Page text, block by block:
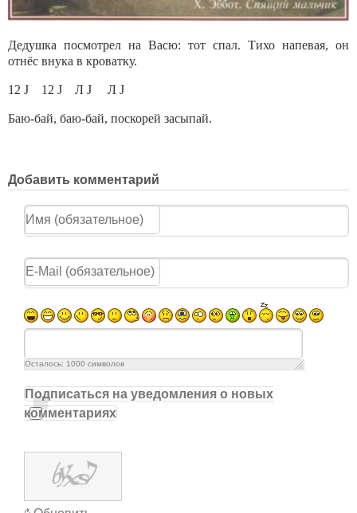
Дедушка посмотрел на Васю: тот спал. Тихо напевая, он
отнёс внука в кроватку.
12 J 12 J Л J Л J
Баю-бай, баю-бай, поскорей засыпай.
Добавить комментарий
Осталось: 1000 символов
Подписаться на уведомления о новых
комментариях